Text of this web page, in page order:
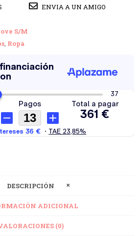
ENVIA A UN AMIGO
S/M
, Ropa
DESCRIPCIÓN
ADICIONAL
(0)